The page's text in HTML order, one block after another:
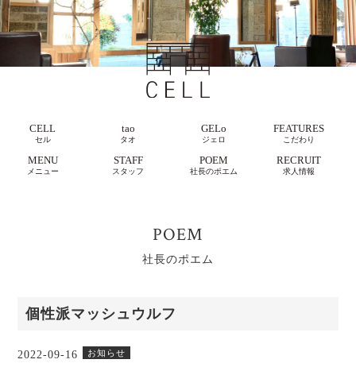
CELL
セル
tao
タオ
GELo
ジェロ
FEATURES
こだわり
MENU
メニュー
STAFF
スタッフ
POEM
社長のポエム
RECRUIT
求人情報
POEM
社長のポエム
個性派マッシュウルフ
2022-09-16 お知らせ